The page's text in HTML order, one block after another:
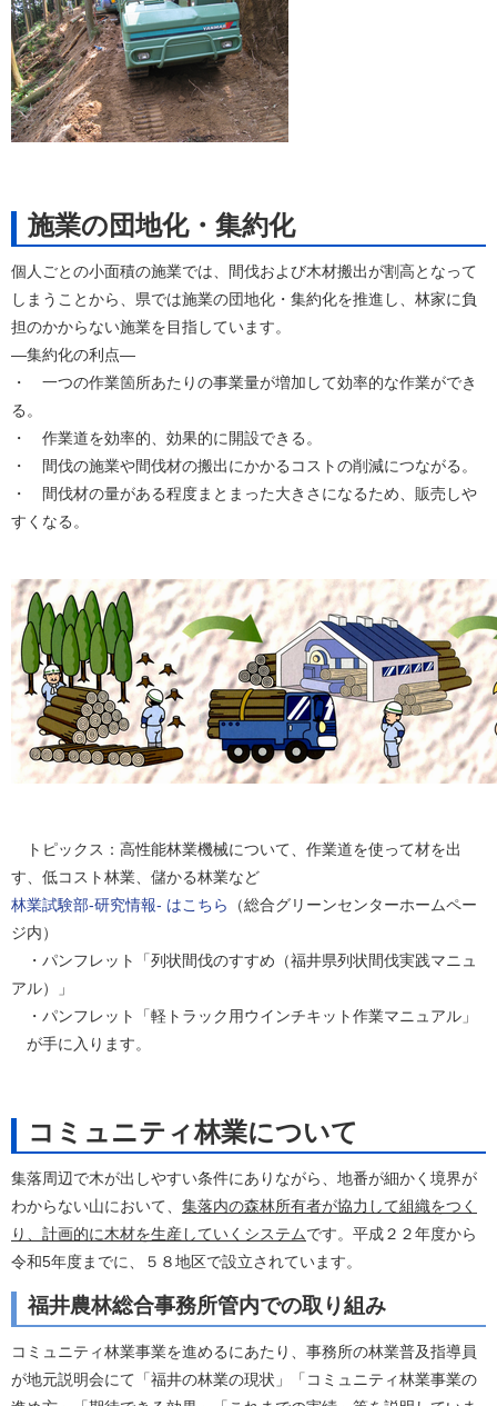
施業の団地化・集約化
個人ごとの小面積の施業では、間伐および木材搬出が割高となって
しまうことから、県では施業の団地化・集約化を推進し、林家に負
担のかからない施業を目指しています。
―集約化の利点―
・ 一つの作業箇所あたりの事業量が増加して効率的な作業ができ
る。
・ 作業道を効率的、効果的に開設できる。
・ 間伐の施業や間伐材の搬出にかかるコストの削減につながる。
・ 間伐材の量がある程度まとまった大きさになるため、販売しや
すくなる。
トピックス：高性能林業機械について、作業道を使って材を出
す、低コスト林業、儲かる林業など
林業試験部‐研究情報‐ はこちら
（総合グリーンセンターホームペー
ジ内）
・パンフレット「列状間伐のすすめ（福井県列状間伐実践マニュ
アル）」
・パンフレット「軽トラック用ウインチキット作業マニュアル」
が手に入ります。
コミュニティ林業について
集落周辺で木が出しやすい条件にありながら、地番が細かく境界が
わからない山において、 集落内の森林所有者が協力して組織をつく
り
計画的に木材を生産していくシステムです。平成２２年度から
令和5年度までに、５８地区で設立されています。
福井農林総合事務所管内での取り組み
コミュニティ林業事業を進めるにあたり、事務所の林業普及指導員
が地元説明会にて「福井の林業の現状」「コミュニティ林業事業の